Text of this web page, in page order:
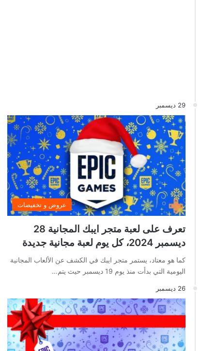
29 ديسمبر
عروض و تخفيضات
تعرف على لعبة متجر ايبك المجانية 28
ديسمبر 2024، كل يوم لعبة مجانية جديدة
كما هو معتاد، يستمر متجر ايبك في الكشف عن الألعاب المجانية
اليومية التي بدأت منذ يوم 19 ديسمبر حيث يتم…
26 ديسمبر